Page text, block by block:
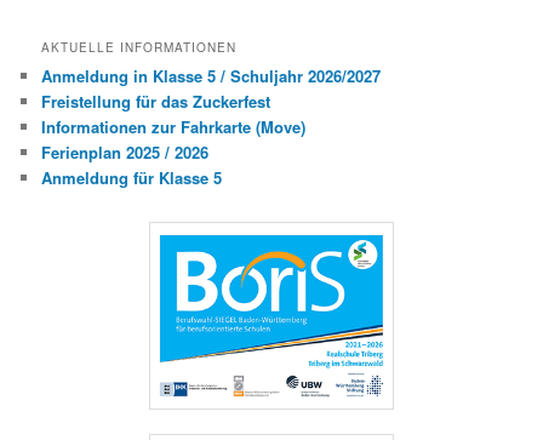
AKTUELLE INFORMATIONEN
Anmeldung in Klasse 5 / Schuljahr 2026/2027
Freistellung für das Zuckerfest
Informationen zur Fahrkarte (Move)
Ferienplan 2025 / 2026
Anmeldung für Klasse 5